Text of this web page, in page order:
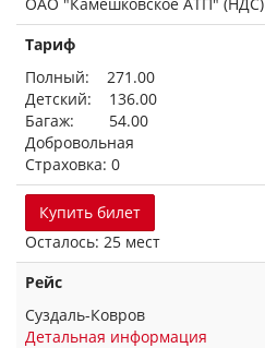
Тариф
Полный: 271.00
Детский: 136.00
Багаж: 54.00
Добровольная
Страховка: 0
Купить билет
Осталось: 25 мест
Рейс
Суздаль-Ковров
Детальная информация